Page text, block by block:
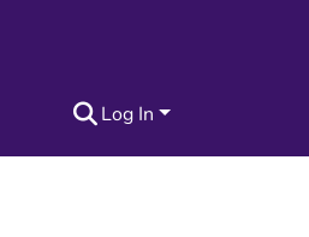
Log In